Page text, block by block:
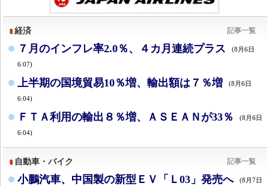
経済 記事一覧
７月のインフレ率2.0％、４カ月連続プラス (8月6日
6:07)
上半期の国境貿易10％増、輸出額は７％増 (8月6日
6:04)
ＦＴＡ利用の輸出８％増、ＡＳＥＡＮが33％ (8月6日
6:04)
自動車・バイク 記事一覧
小鵬汽車、中国製の新型ＥＶ「Ｌ03」発売へ (8月7日